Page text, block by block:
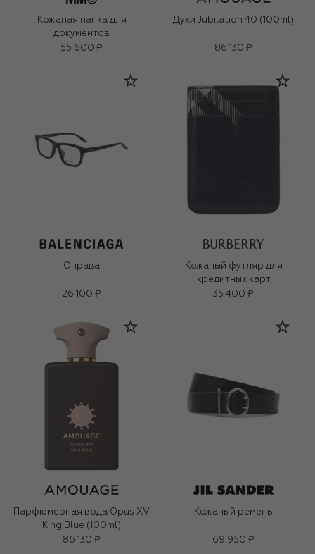
Кожаная папка для
документов
55 600 ₽
Духи Jubilation 40 (100ml)
86 130 ₽
Оправа
26 100 ₽
Кожаный футляр для
кредитных карт
35 400 ₽
Парфюмерная вода Opus XV
King Blue (100ml)
86 130 ₽
Кожаный ремень
69 950 ₽